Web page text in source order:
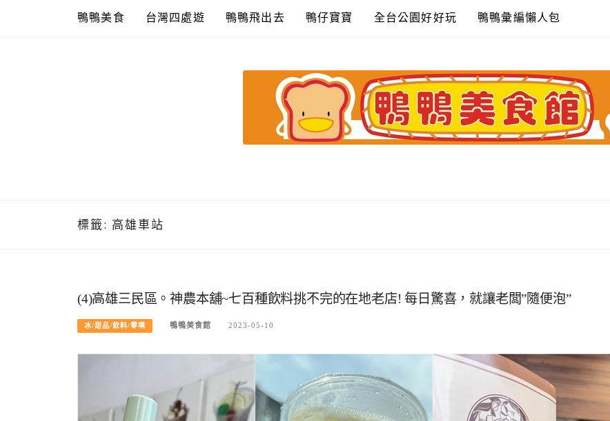
鴨鴨美食 台灣四處遊 鴨鴨飛出去 鴨仔寶寶 全台公園好好玩 鴨鴨彙編懶人包
標籤: 高雄車站
(4)高雄三民區。神農本舖~七百種飲料挑不完的在地老店! 每日驚喜，就讓老闆”隨便泡”
冰/甜品/飲料/零嘴 鴨鴨美食館 2023-05-10